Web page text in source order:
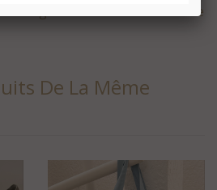
à 30 ° à l'envers - sèche
De La Même